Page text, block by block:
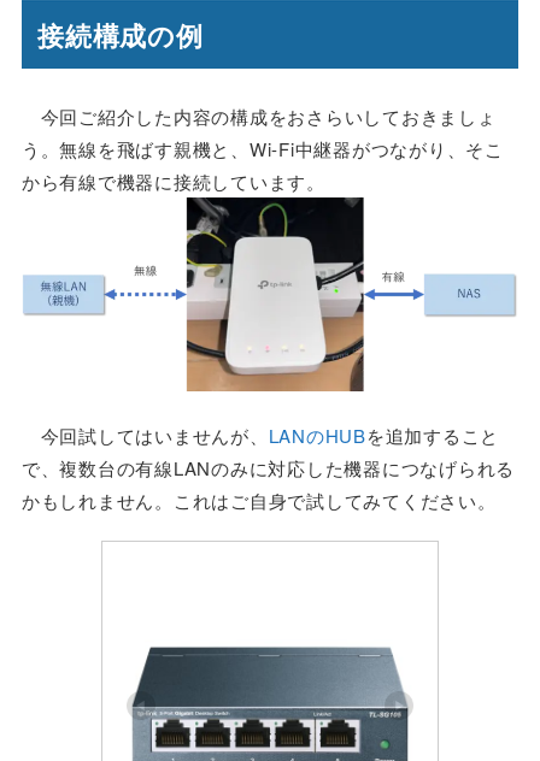
接続構成の例
今回ご紹介した内容の構成をおさらいしておきましょ
う。無線を飛ばす親機と、Wi-Fi中継器がつながり、そこ
から有線で機器に接続しています。
今回試してはいませんが、 LANのHUBを追加すること
で、複数台の有線LANのみに対応した機器につなげられる
かもしれません。これはご自身で試してみてください。